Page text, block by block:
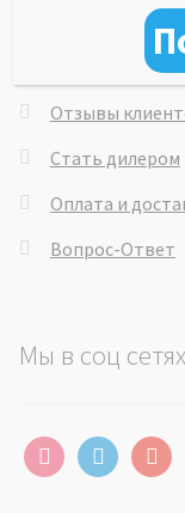
Система скидок
Сервисная
Отзывы
Стать дилером
Оплата и
Вопрос-Ответ
Мы в соц сетях
instagramtelegram